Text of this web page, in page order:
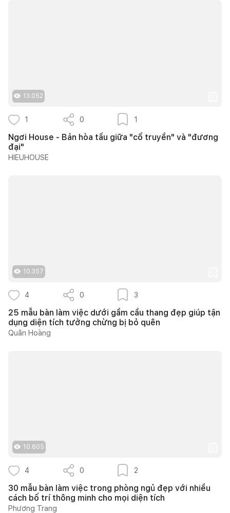
13.052
1 0 1
Ngơi House - Bản hòa tấu giữa "cổ truyền" và "đương
đại"
HIEUHOUSE
10.357
4 0 3
25 mẫu bàn làm việc dưới gầm cầu thang đẹp giúp tận
dụng diện tích tưởng chừng bị bỏ quên
Quân Hoàng
10.605
4 0 2
30 mẫu bàn làm việc trong phòng ngủ đẹp với nhiều
cách bố trí thông minh cho mọi diện tích
Phương Trang